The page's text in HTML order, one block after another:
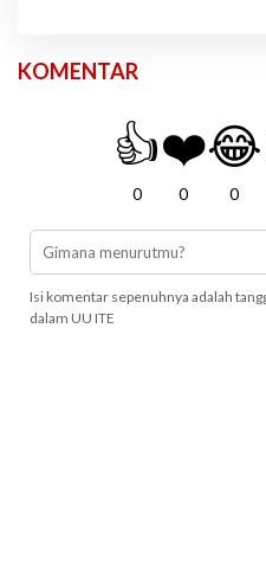
KOMENTAR
👍
0
❤️
0
😂
0
Isi komentar sepenuhnya adalah
dalam UU ITE